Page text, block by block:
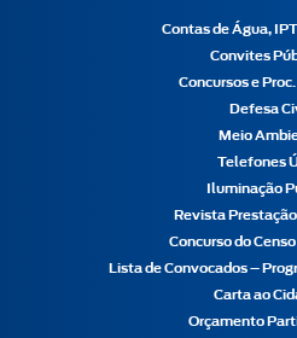
Contas de Água,
Convites
Concursos e
Defesa
Meio
Telefones
Iluminação
Revista
Concurso do
Lista de Convocados –
Carta ao
Orçamento